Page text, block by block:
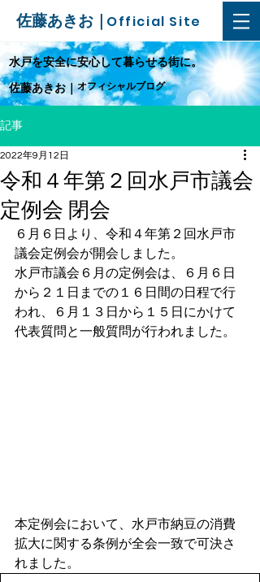
Official Site
佐藤あきお｜
​水戸を安全に安心して暮らせる街に。
佐藤あきお｜オフィシャルブログ
記事
令和４年第２回水戸市議会
定例会 閉会
2022年9月12日
６月６日より、令和４年第２回水戸市
議会定例会が開会しました。
水戸市議会６月の定例会は、６月６日
から２１日までの１６日間の日程で行
われ、６月１３日から１５日にかけて
代表質問と一般質問が行われました。
本定例会において、水戸市納豆の消費
拡大に関する条例が全会一致で可決さ
れました。